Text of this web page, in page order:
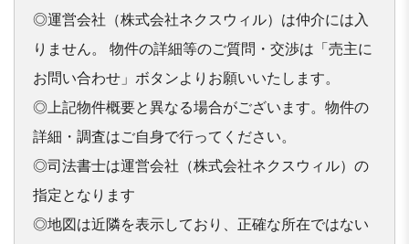
◎運営会社（株式会社ネクスウィル）は仲介には入
りません。 物件の詳細等のご質問・交渉は「売主に
お問い合わせ」ボタンよりお願いいたします。
◎上記物件概要と異なる場合がございます。物件の
詳細・調査はご自身で行ってください。
◎司法書士は運営会社（株式会社ネクスウィル）の
指定となります
◎地図は近隣を表示しており、正確な所在ではない